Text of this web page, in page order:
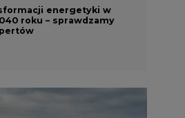
energetyki w
roku – sprawdzamy